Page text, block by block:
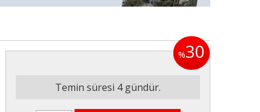
%30
Temin süresi 4 gündür.